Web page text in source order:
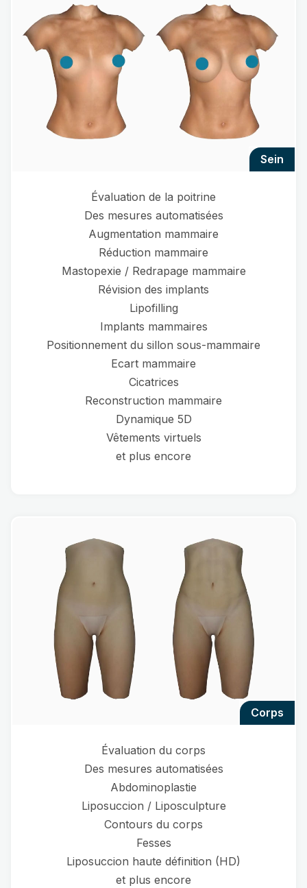
sein
Évaluation de la poitrine
Des mesures automatisées
Augmentation mammaire
Réduction mammaire
Mastopexie / Redrapage mammaire
Révision des implants
Lipofilling
Implants mammaires
Positionnement du sillon sous-mammaire
Ecart mammaire
Cicatrices
Reconstruction mammaire
Dynamique 5D
Vêtements virtuels
et plus encore
corps
Évaluation du corps
Des mesures automatisées
Abdominoplastie
Liposuccion / Liposculpture
Contours du corps
Fesses
Liposuccion haute définition (HD)
et plus encore